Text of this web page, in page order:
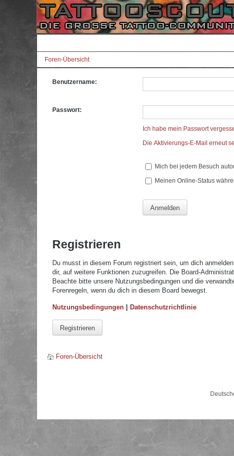
Foren-Übersicht
Benutzername:
Passwort:
Ich habe mein Passwort
Die Aktivierungs-E-Mail erneut
Mich bei jedem Besuch
Meinen Online-Status
Registrieren
Du musst in diesem Forum registriert sein, um dich
dir, auf weitere Funktionen zuzugreifen. Die Board-
Beachte bitte unsere Nutzungsbedingungen und die
Forenregeln, wenn du dich in diesem Board bewegst.
Nutzungsbedingungen | Datenschutzrichtlinie
Registrieren
Foren-Übersicht